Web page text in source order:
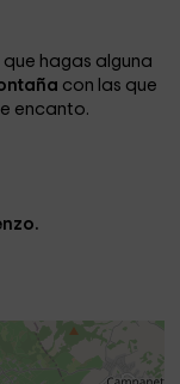
que hagas alguna
con las que
encanto.